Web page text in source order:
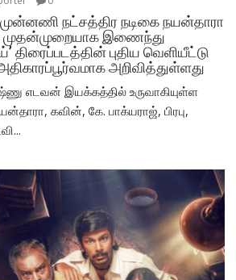
முன்னணி நட்சத்திர நடிகை நயன்தாரா
முதன்முறையாக இணைந்து
திரைப்படத்தின் புதிய வெளியீட்டு
அறிவித்துள்ளது
எடவன் இயக்கத்தில் உருவாகியுள்ள
கவின், கே. பாக்யராஜ், பிரபு,